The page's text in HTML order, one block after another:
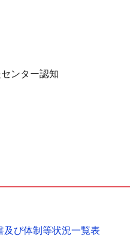
ンター認知
及び体制等状況一覧表